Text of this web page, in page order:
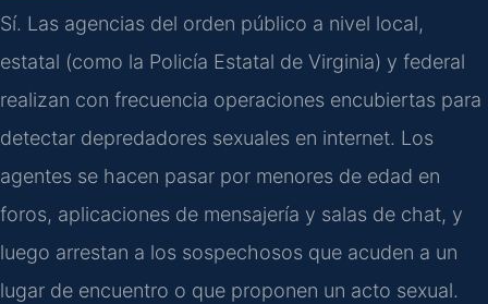
Sí. Las agencias del orden público a nivel local,
estatal (como la Policía Estatal de Virginia) y federal
realizan con frecuencia operaciones encubiertas para
detectar depredadores sexuales en internet. Los
agentes se hacen pasar por menores de edad en
foros, aplicaciones de mensajería y salas de chat, y
luego arrestan a los sospechosos que acuden a un
lugar de encuentro o que proponen un acto sexual.